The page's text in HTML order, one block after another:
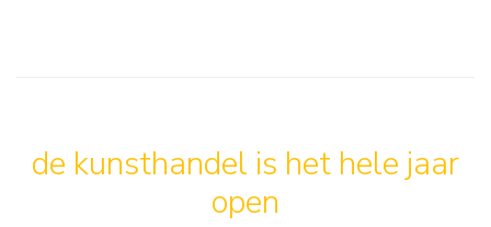
de kunsthandel is het hele jaar
open